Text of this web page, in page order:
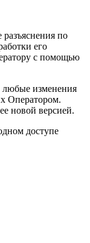
по
его
с помощью
любые изменения
Оператором.
новой версией.
доступе